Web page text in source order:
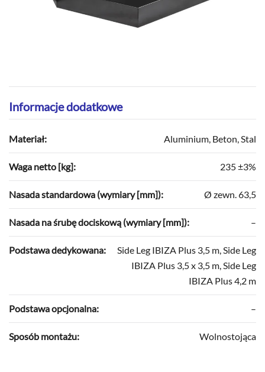
Informacje dodatkowe
Materiał: Aluminium, Beton, Stal
Waga netto [kg]: 235 ±3%
Nasada standardowa (wymiary [mm]): Ø zewn. 63,5
Nasada na śrubę dociskową (wymiary [mm]): –
Podstawa dedykowana:
Side Leg IBIZA Plus 3,5 m, Side Leg
IBIZA Plus 3,5 x 3,5 m, Side Leg
IBIZA Plus 4,2 m
Podstawa opcjonalna: –
Sposób montażu: Wolnostojąca